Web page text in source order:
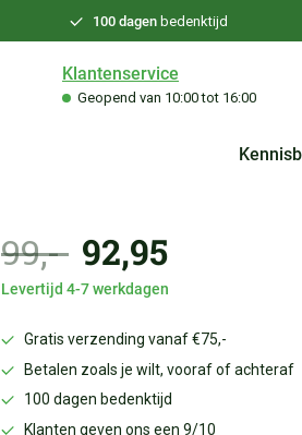
100 dagenbedenktijd
Klantenservice
Geopend van 10:00 tot 16:00
99,- 92,95
Levertijd 4-7 werkdagen
Gratis verzending vanaf €75,-
Betalen zoals je wilt, vooraf of achteraf
100 dagen bedenktijd
Klanten geven ons een 9/10